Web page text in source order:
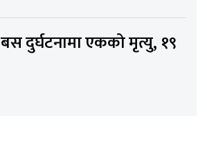
बस दुर्घटनामा एकको मृत्यु, १९